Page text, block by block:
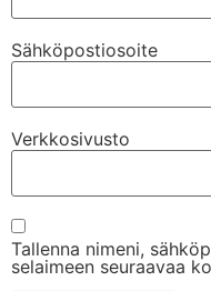
Sähköpostiosoite
Verkkosivusto
Tallenna nimeni,
selaimeen seuraavaa